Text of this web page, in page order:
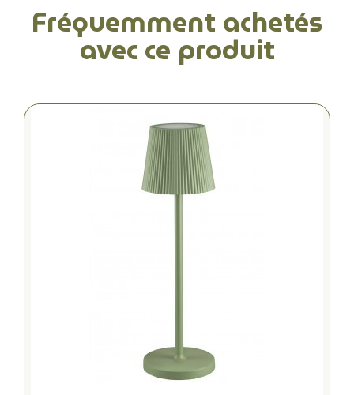
Fréquemment achetés
avec ce produit